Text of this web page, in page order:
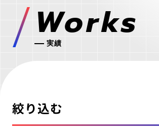
Web制作
コーポレートサイト制作
採用サイト制作
セキュリティ診断
webサイト制作
Webマーケティング支援
SEO支援
データ基盤構築
Webサイト活用支援
Web開発・アプリ開発
ios Androidアプリ開発
IT派遣サービス
WEBシステムエンジニア
Works
実績
絞り込む